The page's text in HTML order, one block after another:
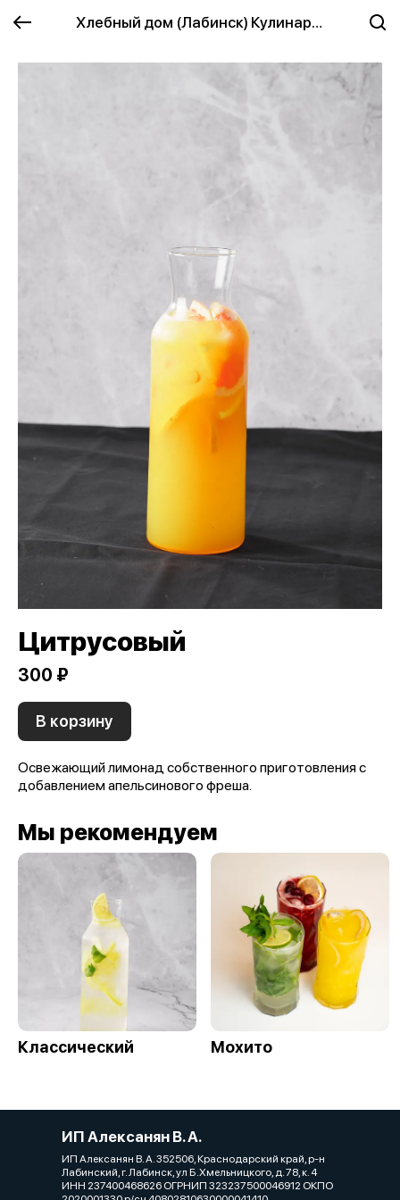
Хлебный дом (Лабинск) Кулинария
Цитрусовый
300 ₽
В корзину
Освежающий лимонад собственного приготовления с
добавлением апельсинового фреша.
Мы рекомендуем
Классический Мохито
ИП Алексанян В. А.
ИП Алексанян В. А. 352506, Краснодарский край, р-н
Лабинский, г. Лабинск, ул Б.Хмельницкого, д. 78, к. 4
ИНН 237400468626 ОГРНИП 323237500046912 ОКПО